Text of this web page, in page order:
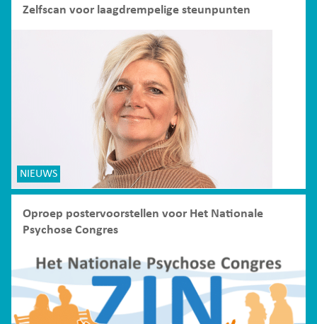
Zelfscan voor laagdrempelige steunpunten
NIEUWS
Oproep postervoorstellen voor Het Nationale
Psychose Congres